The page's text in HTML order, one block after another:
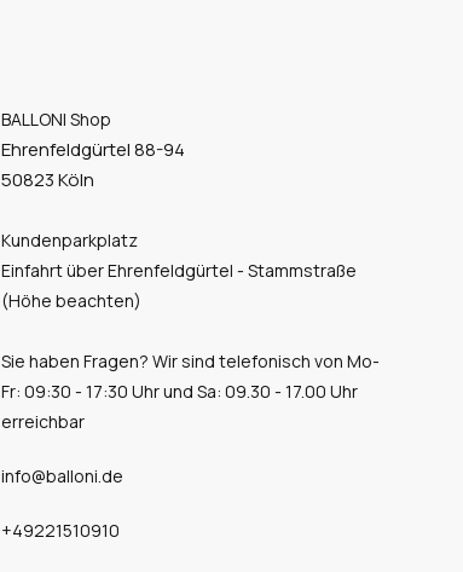
BALLONI Shop
Ehrenfeldgürtel 88-94
50823 Köln
Kundenparkplatz
Einfahrt über Ehrenfeldgürtel - Stammstraße
(Höhe beachten)
Sie haben Fragen? Wir sind telefonisch von Mo-
Fr: 09:30 - 17:30 Uhr und Sa: 09.30 - 17.00 Uhr
erreichbar
info@balloni.de
+49221510910